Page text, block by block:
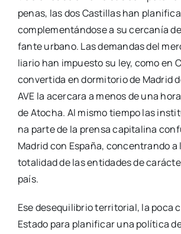
de Ato­cha. Al mis­mo tiem­po las
na par­te de la pren­sa capi­ta­li­na
Madrid con Espa­ña, con­cen­tran­do
tota­li­dad de las enti­da­des de
país.
Ese des­equi­li­brio terri­to­rial, la poca
Esta­do para pla­ni­fi­car una polí­ti­ca
altu­ra de los desa­fíos actua­les,
ha vuel­to tele­má­ti­co y las nue­vas
conec­tan son las auto­pis­tas y las
este país, una ano­ma­lía que, en
par­te–, expli­ca las into­le­ran­cias